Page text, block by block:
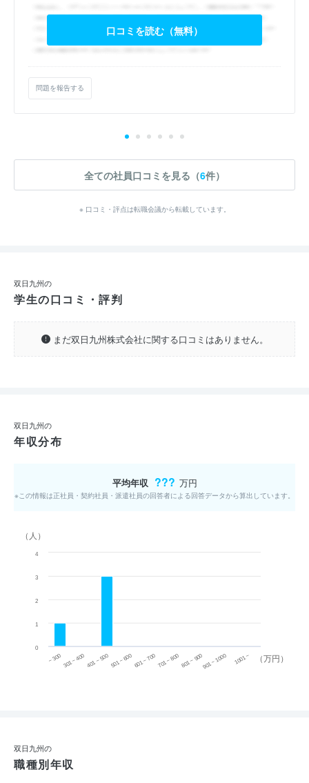
口コミを読む（無料）
問題を報告する
全ての社員口コミを見る（6件）
※ 口コミ・評点は転職会議から転載しています。
双日九州の
学生の口コミ・評判
まだ双日九州株式会社に関する口コミはありません。
双日九州の
年収分布
平均年収 ??? 万円
※この情報は正社員・契約社員・派遣社員の回答者による回答データから算出しています。
（万円）
（人）
~ 300 301 ~ 400 401 ~ 500501 ~ 600601 ~ 700701 ~ 800801 ~ 900901 ~ 1000 1001 ~
0
1
2
3
4
双日九州の
職種別年収